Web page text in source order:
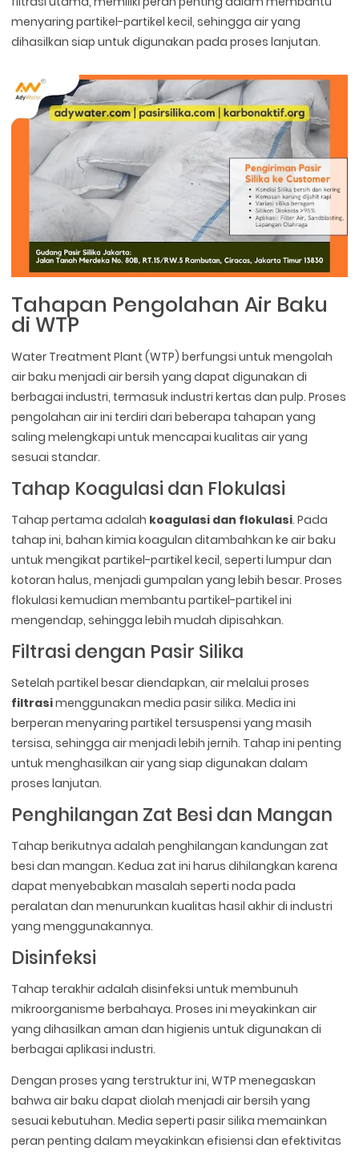
menyaring partikel-partikel kecil, sehingga air yang
dihasilkan siap untuk digunakan pada proses lanjutan.
Tahapan Pengolahan Air Baku
di WTP
Water Treatment Plant (WTP) berfungsi untuk mengolah
air baku menjadi air bersih yang dapat digunakan di
berbagai industri, termasuk industri kertas dan pulp. Proses
pengolahan air ini terdiri dari beberapa tahapan yang
saling melengkapi untuk mencapai kualitas air yang
sesuai standar.
Tahap Koagulasi dan Flokulasi
Tahap pertama adalah koagulasi dan flokulasi. Pada
tahap ini, bahan kimia koagulan ditambahkan ke air baku
untuk mengikat partikel-partikel kecil, seperti lumpur dan
kotoran halus, menjadi gumpalan yang lebih besar. Proses
flokulasi kemudian membantu partikel-partikel ini
mengendap, sehingga lebih mudah dipisahkan.
Filtrasi dengan Pasir Silika
Setelah partikel besar diendapkan, air melalui proses
filtrasimenggunakan media pasir silika. Media ini
berperan menyaring partikel tersuspensi yang masih
tersisa, sehingga air menjadi lebih jernih. Tahap ini penting
untuk menghasilkan air yang siap digunakan dalam
proses lanjutan.
Penghilangan Zat Besi dan Mangan
Tahap berikutnya adalah penghilangan kandungan zat
besi dan mangan. Kedua zat ini harus dihilangkan karena
dapat menyebabkan masalah seperti noda pada
peralatan dan menurunkan kualitas hasil akhir di industri
yang menggunakannya.
Disinfeksi
Tahap terakhir adalah disinfeksi untuk membunuh
mikroorganisme berbahaya. Proses ini meyakinkan air
yang dihasilkan aman dan higienis untuk digunakan di
berbagai aplikasi industri.
Dengan proses yang terstruktur ini, WTP menegaskan
bahwa air baku dapat diolah menjadi air bersih yang
sesuai kebutuhan. Media seperti pasir silika memainkan
peran penting dalam meyakinkan efisiensi dan efektivitas